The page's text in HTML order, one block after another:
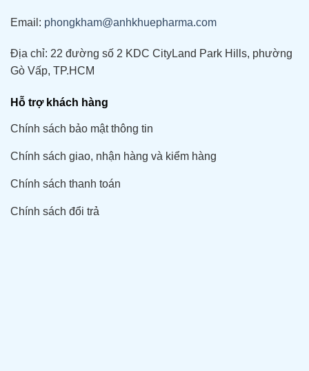
Email: phongkham@anhkhuepharma.com
Địa chỉ: 22 đường số 2 KDC CityLand Park Hills, phường
Gò Vấp, TP.HCM
Hỗ trợ khách hàng
Chính sách bảo mật thông tin
Chính sách giao, nhận hàng và kiểm hàng
Chính sách thanh toán
Chính sách đổi trả